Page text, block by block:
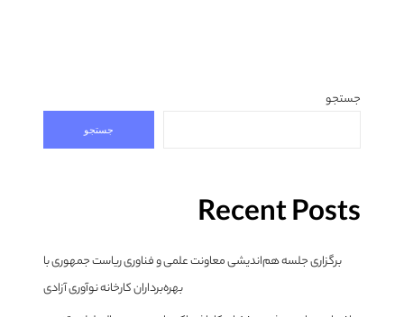
جستجو
جستجو
Recent Posts
برگزاری جلسه هم‌اندیشی معاونت علمی و فناوری ریاست جمهوری با
بهره‌برداران کارخانه نوآوری آزادی